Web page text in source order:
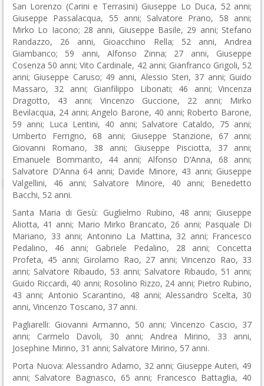
San Lorenzo (Carini e Terrasini) Giuseppe Lo Duca, 52 anni;
Giuseppe Passalacqua, 55 anni; Salvatore Prano, 58 anni;
Mirko Lo Iacono; 28 anni, Giuseppe Basile, 29 anni; Stefano
Randazzo, 26 anni, Gioacchino Rella; 52 anni, Andrea
Giambanco; 59 anni, Alfonso Zinna; 27 anni, Giuseppe
Cosenza 50 anni; Vito Cardinale, 42 anni; Gianfranco Grigoli, 52
anni; Giuseppe Caruso; 49 anni, Alessio Steri, 37 anni; Guido
Massaro, 32 anni; Gianfilippo Libonati; 46 anni; Vincenza
Dragotto, 43 anni; Vincenzo Guccione, 22 anni; Mirko
Bevilacqua, 24 anni; Angelo Barone, 40 anni; Roberto Barone,
59 anni; Luca Lentini, 40 anni; Salvatore Cataldo, 75 anni;
Umberto Ferrigno, 68 anni; Giuseppe Stanzione, 67 anni;
Giovanni Romano, 38 anni; Giuseppe Pisciotta, 37 anni;
Emanuele Bommarito, 44 anni; Alfonso D’Anna, 68 anni;
Salvatore D’Anna 64 anni; Davide Minore, 43 anni; Giuseppe
Valgellini, 46 anni; Salvatore Minore, 40 anni; Benedetto
Bacchi, 52 anni.
Santa Maria di Gesù: Guglielmo Rubino, 48 anni; Giuseppe
Aliotta, 41 anni; Mario Mirko Brancato, 26 anni; Pasquale Di
Mariano, 33 anni; Antonino La Mattina, 32 anni; Francesco
Pedalino, 46 anni; Gabriele Pedalino, 28 anni; Concetta
Profeta, 45 anni; Girolamo Rao, 27 anni; Vincenzo Rao, 33
anni; Salvatore Ribaudo, 53 anni; Salvatore Ribaudo, 51 anni;
Guido Riccardi, 40 anni; Rosolino Rizzo, 24 anni; Pietro Rubino,
43 anni; Antonio Scarantino, 48 anni; Alessandro Scelta, 30
anni, Vincenzo Toscano, 37 anni.
Pagliarelli: Giovanni Armanno, 50 anni; Vincenzo Cascio, 37
anni; Carmelo Davoli, 30 anni; Andrea Mirino, 33 anni,
Josephine Mirino, 31 anni; Salvatore Mirino, 57 anni.
Porta Nuova: Alessandro Adamo, 32 anni; Giuseppe Auteri, 49
anni; Salvatore Bagnasco, 65 anni; Francesco Battaglia, 40